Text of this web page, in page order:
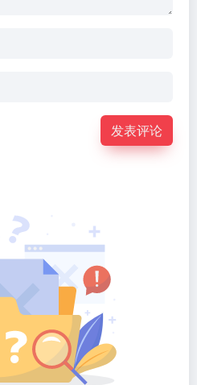
发表评论